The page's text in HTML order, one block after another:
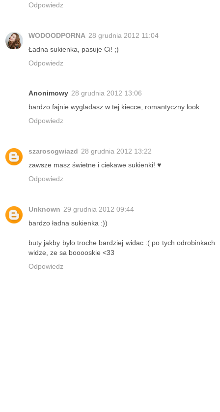
Odpowiedz
WODOODPORNA 28 grudnia 2012 11:04
Ładna sukienka, pasuje Ci! ;)
Odpowiedz
Anonimowy 28 grudnia 2012 13:06
bardzo fajnie wygladasz w tej kiecce, romantyczny look
Odpowiedz
szaroscgwiazd 28 grudnia 2012 13:22
zawsze masz świetne i ciekawe sukienki! ♥
Odpowiedz
Unknown 29 grudnia 2012 09:44
bardzo ładna sukienka :))
buty jakby było troche bardziej widac :( po tych odrobinkach
widze, ze sa booooskie <33
Odpowiedz